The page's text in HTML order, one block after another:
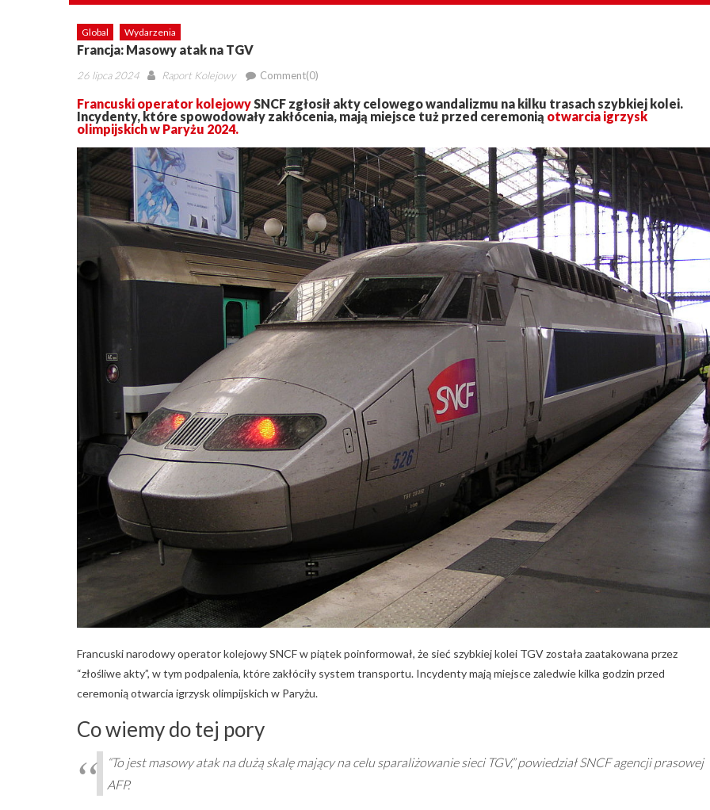
Global Wydarzenia
Francja: Masowy atak na TGV
Posted
26 lipca 2024 Author
Raport Kolejowy Comment(0)
Francuski operator kolejowy SNCF zgłosił akty celowego wandalizmu na kilku trasach szybkiej kolei.
Incydenty, które spowodowały zakłócenia, mają miejsce tuż przed ceremonią otwarcia igrzysk
olimpijskich w Paryżu 2024.
Francuski narodowy operator kolejowy SNCF w piątek poinformował, że sieć szybkiej kolei TGV została zaatakowana przez
“złośliwe akty”, w tym podpalenia, które zakłóciły system transportu. Incydenty mają miejsce zaledwie kilka godzin przed
ceremonią otwarcia igrzysk olimpijskich w Paryżu.
Co wiemy do tej pory
“To jest masowy atak na dużą skalę mający na celu sparaliżowanie sieci TGV,” powiedział SNCF agencji prasowej
AFP.